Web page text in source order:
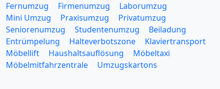
Fernumzug
Firmenumzug
Laborumzug
Mini Umzug
Praxisumzug
Privatumzug
Seniorenumzug
Studentenumzug
Beiladung
Entrümpelung
Halteverbotszone
Klaviertransport
Möbellift
Haushaltsauflösung
Möbeltaxi
Möbelmitfahrzentrale
Umzugskartons